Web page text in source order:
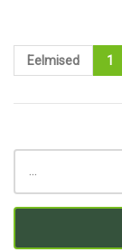
Eelmised 1